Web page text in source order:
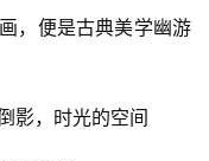
，便是古典美学幽游
影，时光的空间